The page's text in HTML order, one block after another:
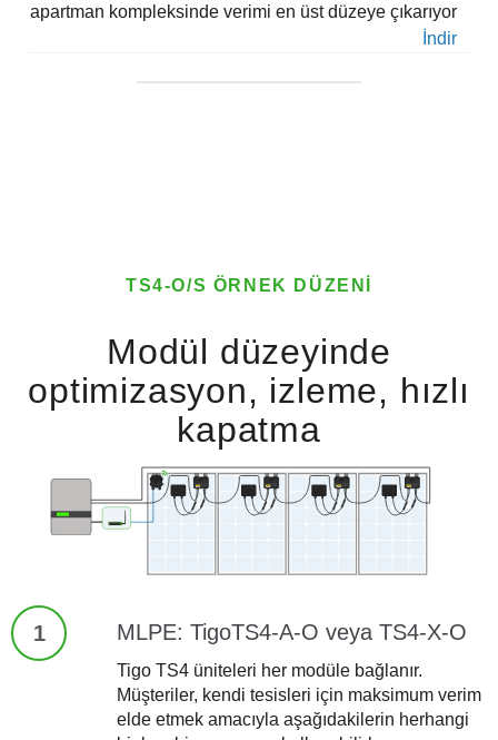
apartman kompleksinde verimi en üst düzeye çıkarıyor
İndir
TS4-O/S ÖRNEK DÜZENI
Modül düzeyinde
optimizasyon, izleme, hızlı
kapatma
1 MLPE: TigoTS4-A-O veya TS4-X-O
Tigo TS4 üniteleri her modüle bağlanır.
Müşteriler, kendi tesisleri için maksimum verim
elde etmek amacıyla aşağıdakilerin herhangi